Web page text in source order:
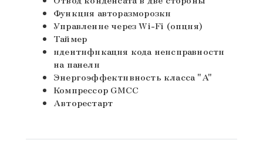
Функция авторазморозки
Управление через Wi-Fi (опция)
Таймер
идентификация кода неисправности
на панели
Энергоэффективность класса "A"
Компрессор GMCC
Авторестарт